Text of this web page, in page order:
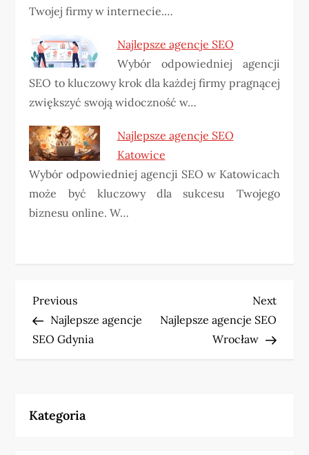
Twojej firmy w internecie.…
Najlepsze agencje SEO
Wybór odpowiedniej agencji
SEO to kluczowy krok dla każdej firmy pragnącej
zwiększyć swoją widoczność w…
Najlepsze agencje SEO
Katowice
Wybór odpowiedniej agencji SEO w Katowicach
może być kluczowy dla sukcesu Twojego
biznesu online. W…
N
a
g
Previous
Post
Previous
Najlepsze agencje
SEO Gdynia
Next
Post
Next
Najlepsze agencje SEO
Wrocław
Kategoria